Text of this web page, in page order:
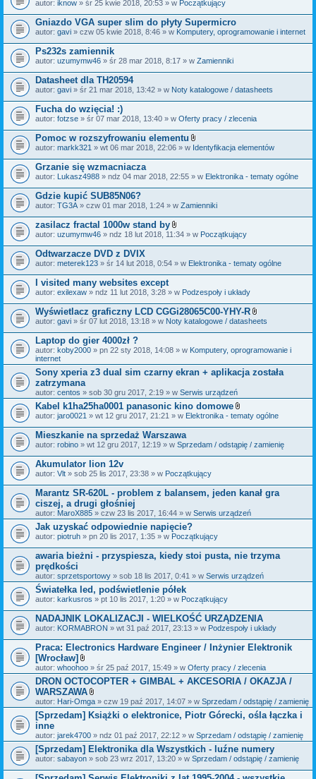
i
k
i
c
z
n
i
autor: iknow » śr 25 kwie 2018, 20:53 » w Początkujący
Gniazdo VGA super slim do płyty Supermicro
autor: gavi » czw 05 kwie 2018, 8:46 » w Komputery, oprogramowanie i internet
Ps232s zamiennik
autor: uzumymw46 » śr 28 mar 2018, 8:17 » w Zamienniki
Datasheet dla TH20594
autor: gavi » śr 21 mar 2018, 13:42 » w Noty katalogowe / datasheets
Fucha do wzięcia! :)
autor: fotzse » śr 07 mar 2018, 13:40 » w Oferty pracy / zlecenia
Pomoc w rozszyfrowaniu elementu
Z
ł
c
z
i
autor: markk321 » wt 06 mar 2018, 22:06 » w Identyfikacja elementów
Grzanie się wzmacniacza
autor: Lukasz4988 » ndz 04 mar 2018, 22:55 » w Elektronika - tematy ogólne
Gdzie kupić SUB85N06?
autor: TG3A » czw 01 mar 2018, 1:24 » w Zamienniki
zasilacz fractal 1000w stand by
Z
ł
c
z
i
i
autor: uzumymw46 » ndz 18 lut 2018, 11:34 » w Początkujący
Odtwarzacze DVD z DVIX
autor: meterek123 » śr 14 lut 2018, 0:54 » w Elektronika - tematy ogólne
I visited many websites except
autor: exilexaw » ndz 11 lut 2018, 3:28 » w Podzespoły i układy
Wyświetlacz graficzny LCD CGGi28065C00-YHY-R
Z
ł
c
n
i
autor: gavi » śr 07 lut 2018, 13:18 » w Noty katalogowe / datasheets
Laptop do gier 4000zł ?
autor: koby2000 » pn 22 sty 2018, 14:08 » w Komputery, oprogramowanie i
internet
Sony xperia z3 dual sim czarny ekran + aplikacja została
zatrzymana
autor: centos » sob 30 gru 2017, 2:19 » w Serwis urządzeń
Kabel k1ha25ha0001 panasonic kino domowe
Z
ł
c
z
i
autor: jaro0021 » wt 12 gru 2017, 21:21 » w Elektronika - tematy ogólne
Mieszkanie na sprzedaż Warszawa
autor: robino » wt 12 gru 2017, 12:19 » w Sprzedam / odstąpię / zamienię
Akumulator lion 12v
autor: Vlt » sob 25 lis 2017, 23:38 » w Początkujący
Marantz SR-620L - problem z balansem, jeden kanał gra
ciszej, a drugi głośniej
autor: MaroX885 » czw 23 lis 2017, 16:44 » w Serwis urządzeń
Jak uzyskać odpowiednie napięcie?
autor: piotruh » pn 20 lis 2017, 1:35 » w Początkujący
awaria bieżni - przyspiesza, kiedy stoi pusta, nie trzyma
prędkości
autor: sprzetsportowy » sob 18 lis 2017, 0:41 » w Serwis urządzeń
Światełka led, podświetlenie półek
autor: karkusros » pt 10 lis 2017, 1:20 » w Początkujący
NADAJNIK LOKALIZACJI - WIELKOŚĆ URZĄDZENIA
autor: KORMABRON » wt 31 paź 2017, 23:13 » w Podzespoły i układy
Praca: Electronics Hardware Engineer / Inżynier Elektronik
[Wrocław]
Z
a
ł
ą
c
z
k
i
autor: whoohoo » śr 25 paź 2017, 15:49 » w Oferty pracy / zlecenia
DRON OCTOCOPTER + GIMBAL + AKCESORIA / OKAZJA /
WARSZAWA
Z
a
ł
c
z
n
i
i
autor: Hari-Omga » czw 19 paź 2017, 14:07 » w Sprzedam / odstąpię / zamienię
[Sprzedam] Książki o elektronice, Piotr Górecki, ośla łączka i
inne
autor: jarek4700 » ndz 01 paź 2017, 22:12 » w Sprzedam / odstąpię / zamienię
[Sprzedam] Elektronika dla Wszystkich - luźne numery
autor: sabayon » sob 23 wrz 2017, 13:20 » w Sprzedam / odstąpię / zamienię